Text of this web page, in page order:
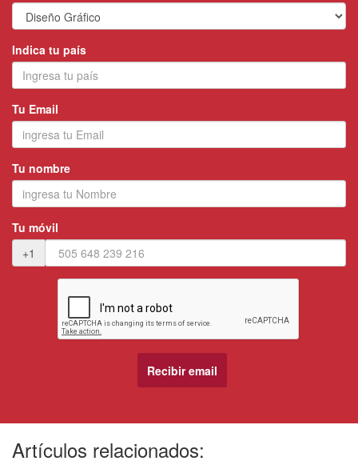
Indica tu país
Tu Email
Tu nombre
Tu móvil
+1
Artículos relacionados: